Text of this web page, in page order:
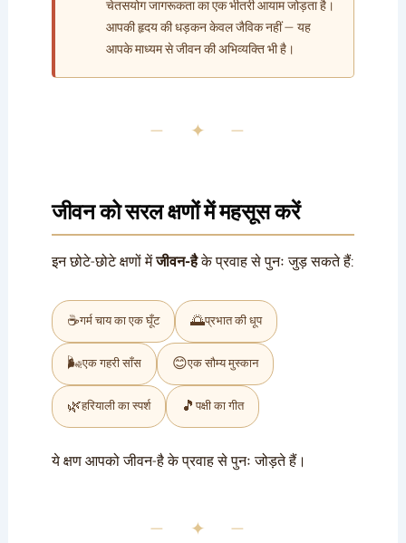
चेतसयोग जागरूकता का एक भीतरी आयाम जोड़ता है।
आपकी हृदय की धड़कन केवल जैविक नहीं — यह
आपके माध्यम से जीवन की अभिव्यक्ति भी है।
— ✦ —
जीवन को सरल क्षणों में महसूस करें
इन छोटे-छोटे क्षणों मेंजीवन-हैके प्रवाह से पुनः जुड़ सकते हैं:
☕गर्म चाय का एक घूँट 🌅प्रभात की धूप
🌬️एक गहरी साँस 😊एक सौम्य मुस्कान
🌿हरियाली का स्पर्श 🎵पक्षी का गीत
ये क्षण आपको जीवन-है के प्रवाह से पुनः जोड़ते हैं।
— ✦ —